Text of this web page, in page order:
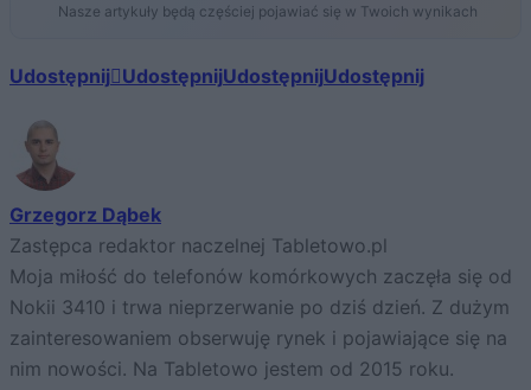
Nasze artykuły będą częściej pojawiać się w Twoich wynikach
Udostępnij UdostępnijUdostępnijUdostępnij
Grzegorz Dąbek
Zastępca redaktor naczelnej Tabletowo.pl
Moja miłość do telefonów komórkowych zaczęła się od
Nokii 3410 i trwa nieprzerwanie po dziś dzień. Z dużym
zainteresowaniem obserwuję rynek i pojawiające się na
nim nowości. Na Tabletowo jestem od 2015 roku.